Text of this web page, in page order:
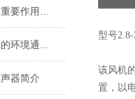
引风机在工业生产中的重要作用及发展趋势
引风机是一款高效能耗的环境通风设备
器简介
型号2.8-
该风机
置，以